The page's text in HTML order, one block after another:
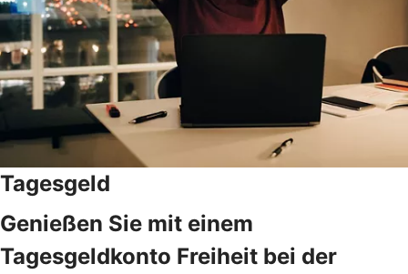
Tagesgeld
Genießen Sie mit einem
Tagesgeldkonto Freiheit bei der